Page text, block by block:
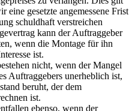
eine gesetzte angemessene Frist
schuldhaft verstreichen
kann der Auftraggeber
wenn die Montage für ihn
ist.
nicht, wenn der Mangel
Auftraggebers unerheblich ist,
beruht, der dem
ist.
ebenso, wenn der